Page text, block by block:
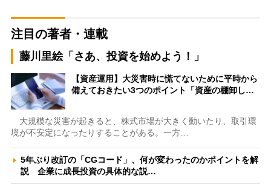
注目の著者・連載
藤川里絵「さあ、投資を始めよう！」
【資産運用】大災害時に慌てないために平時から
備えておきたい3つのポイント「資産の棚卸し…
大規模な災害が起きると、株式市場が大きく動いたり、取引環
境が不安定になったりすることがある。一方…
5年ぶり改訂の「CGコード」、何が変わったのかポイントを解
説 企業に成長投資の具体的な説…